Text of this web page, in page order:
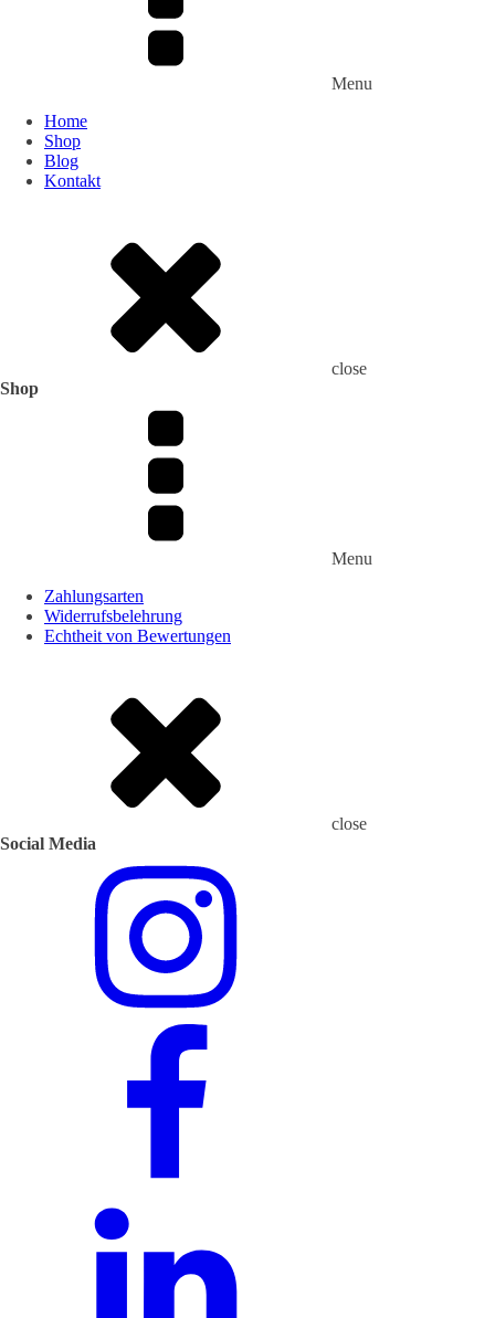
Menu
Home
Shop
Blog
Kontakt
close
Shop
Menu
Zahlungsarten
Widerrufsbelehrung
Echtheit von Bewertungen
close
Social Media